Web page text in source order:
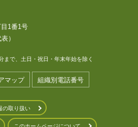
1番1号
）
まで、土日・祝日・年末年始を除く
マップ 組織別電話番号
の取り扱い